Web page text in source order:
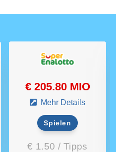
€ 205.80 MIO
Mehr Details
Spielen
€ 1.50 / Tipps